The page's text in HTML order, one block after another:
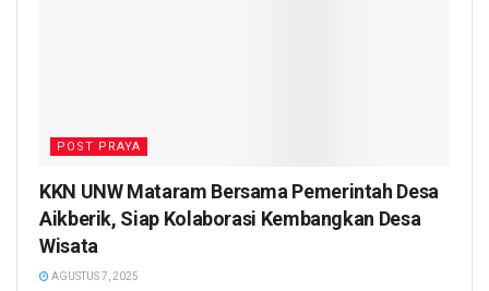
POST PRAYA
KKN UNW Mataram Bersama Pemerintah Desa
Aikberik, Siap Kolaborasi Kembangkan Desa
Wisata
AGUSTUS 7, 2025